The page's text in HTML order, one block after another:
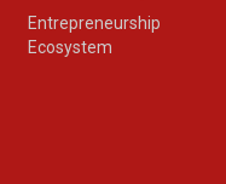
Entrepreneurship
Ecosystem